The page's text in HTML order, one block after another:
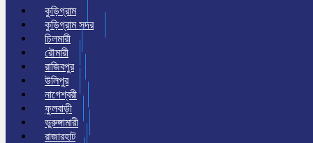
কুড়িগ্রাম
কুড়িগ্রাম সদর
চিলমারী
রৌমারী
রাজিবপুর
উলিপুর
নাগেশ্বরী
ফুলবাড়ী
ভুরুঙ্গামারী
রাজারহাট